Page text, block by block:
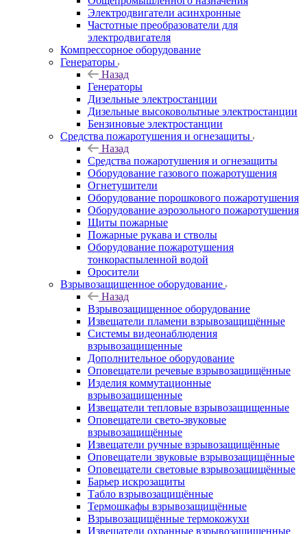
Электродвигатели асинхронные
Частотные преобразователи для
электродвигателя
Компрессорное оборудование
Генераторы
Назад
Генераторы
Дизельные электростанции
Дизельные высоковольтные электростанции
Бензиновые электростанции
Средства пожаротушения и огнезащиты
Назад
Средства пожаротушения и огнезащиты
Оборудование газового пожаротушения
Огнетушители
Оборудование порошкового пожаротушения
Оборудование аэрозольного пожаротушения
Щиты пожарные
Пожарные рукава и стволы
Оборудование пожаротушения
тонкораспыленной водой
Оросители
Взрывозащищенное оборудование
Назад
Взрывозащищенное оборудование
Извещатели пламени взрывозащищённые
Системы видеонаблюдения
взрывозащищенные
Дополнительное оборудование
Оповещатели речевые взрывозащищённые
Изделия коммутационные
взрывозащищенные
Извещатели тепловые взрывозащищенные
Оповещатели свето-звуковые
взрывозащищённые
Извещатели ручные взрывозащищённые
Оповещатели звуковые взрывозащищённые
Оповещатели световые взрывозащищённые
Барьер искрозащиты
Табло взрывозащищённые
Термошкафы взрывозащищённые
Взрывозащищённые термокожухи
Извещатели охранные взрывозащищенные